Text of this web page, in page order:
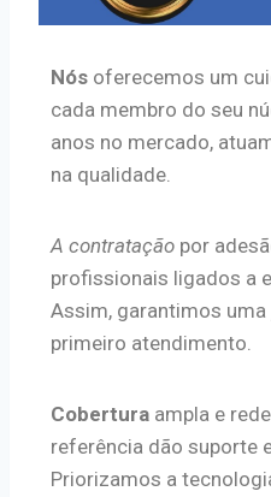
Nós oferecemos um
cada membro do seu
anos no mercado,
na qualidade.
A contratação por
profissionais ligados a
Assim, garantimos
primeiro atendimento.
Cobertura ampla e
referência dão suporte
Priorizamos a